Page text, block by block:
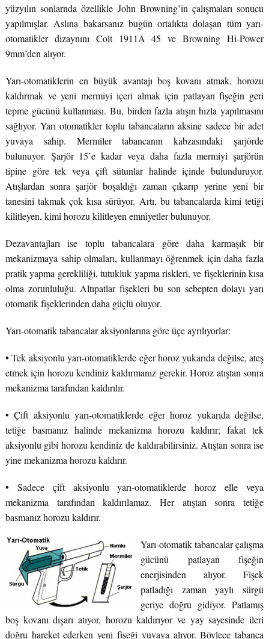
yüzyılın sonlarnda özellikle John Browning’in çalışmaları sonucu
yapılmışlar. Aslına bakarsanız bugün ortalıkta dolaşan tüm yarı-
otomatikler dizaynını Colt 1911A 45 ve Browning Hi-Power
9mm’den alıyor.
Yarı-otomatiklerin en büyük avantajı boş kovanı atmak, horozu
kaldırmak ve yeni mermiyi içeri almak için patlayan fişeğin geri
tepme gücünü kullanması. Bu, birden fazla atışın hızla yapılmasını
sağlıyor. Yarı otomatikler toplu tabancaların aksine sadece bir adet
yuvaya sahip. Mermiler tabancanın kabzasındaki şarjörde
bulunuyor. Şarjör 15’e kadar veya daha fazla mermiyi şarjörün
tipine göre tek veya çift sütunlar halinde içinde bulunduruyor.
Atışlardan sonra şarjör boşaldığı zaman çıkarıp yerine yeni bir
tanesini takmak çok kısa sürüyor. Artı, bu tabancalarda kimi tetiği
kilitleyen, kimi horozu kilitleyen emniyetler bulunuyor.
Dezavantajları ise toplu tabancalara göre daha karmaşık bir
mekanizmaya sahip olmaları, kullanmayı öğrenmek için daha fazla
pratik yapma gerekliliği, tutukluk yapma riskleri, ve fişeklerinin kısa
olma zorunluluğu. Altıpatlar fişekleri bu son sebepten dolayı yarı
otomatik fişeklerinden daha güçlü oluyor.
Yarı-otomatik tabancalar aksiyonlarına göre üçe ayrılıyorlar:
• Tek aksiyonlu yarı-otomatiklerde eğer horoz yukarıda değilse, ateş
etmek için horozu kendiniz kaldırmanız gerekir. Horoz atıştan sonra
mekanizma tarafından kaldırılır.
• Çift aksiyonlu yarı-otomatiklerde eğer horoz yukarıda değilse,
tetiğe basmanız halinde mekanizma horozu kaldırır; fakat tek
aksiyonlu gibi horozu kendiniz de kaldırabilirsiniz. Atıştan sonra ise
yine mekanizma horozu kaldırır.
• Sadece çift aksiyonlu yarı-otomatiklerde horoz elle veya
mekanizma tarafından kaldırılamaz. Her atıştan sonra tetiğe
basmanız horozu kaldırır.
Yarı-otomatik tabancalar çalışma
gücünü patlayan fişeğin
enerjisinden alıyor. Fişek
patladığı zaman yaylı sürgü
geriye doğru gidiyor. Patlamış
boş kovanı dışarı atıyor, horozu kaldırıyor ve yay sayesinde ileri
doğru hareket ederken yeni fişeği yuvaya alıyor. Böylece tabanca